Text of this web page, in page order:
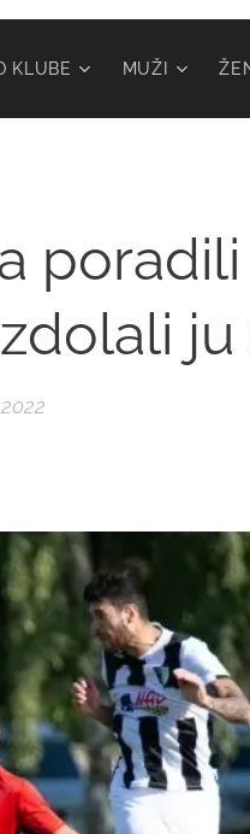
KLUBE MUŽI
ju